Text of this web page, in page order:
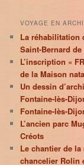
VOYAGE EN
La réhabilitation
Saint-Bernard
L’inscription «
de la Maison
Un dessin
Fontaine-lès-
Fontaine-lès-
L’ancien parc
Créots
Le chantier de
chancelier Rolin